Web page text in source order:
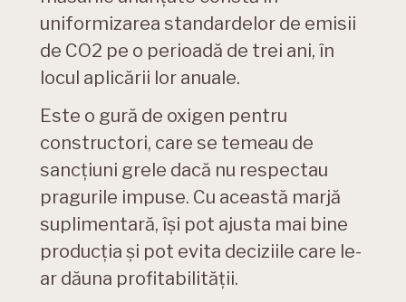
uniformizarea standardelor de emisii
de CO2 pe o perioadă de trei ani, în
locul aplicării lor anuale.
Este o gură de oxigen pentru
constructori, care se temeau de
sancțiuni grele dacă nu respectau
pragurile impuse. Cu această marjă
suplimentară, își pot ajusta mai bine
producția și pot evita deciziile care le-
ar dăuna profitabilității.